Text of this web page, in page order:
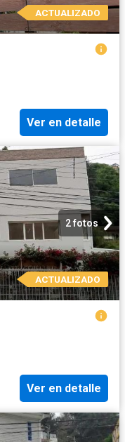
ACTUALIZADO
Ver en detalle
2 fotos
ACTUALIZADO
Ver en detalle